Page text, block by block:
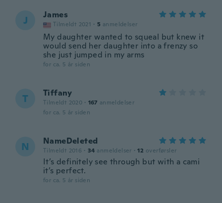
J James
Tilmeldt 2021 · 5 anmeldelser
My daughter wanted to squeal but knew it
would send her daughter into a frenzy so
she just jumped in my arms
for ca. 5 år siden
T Tiffany
Tilmeldt 2020 · 167 anmeldelser
for ca. 5 år siden
N NameDeleted
Tilmeldt 2016 · 34 anmeldelser · 12 overførsler
It’s definitely see through but with a cami
it’s perfect.
for ca. 5 år siden